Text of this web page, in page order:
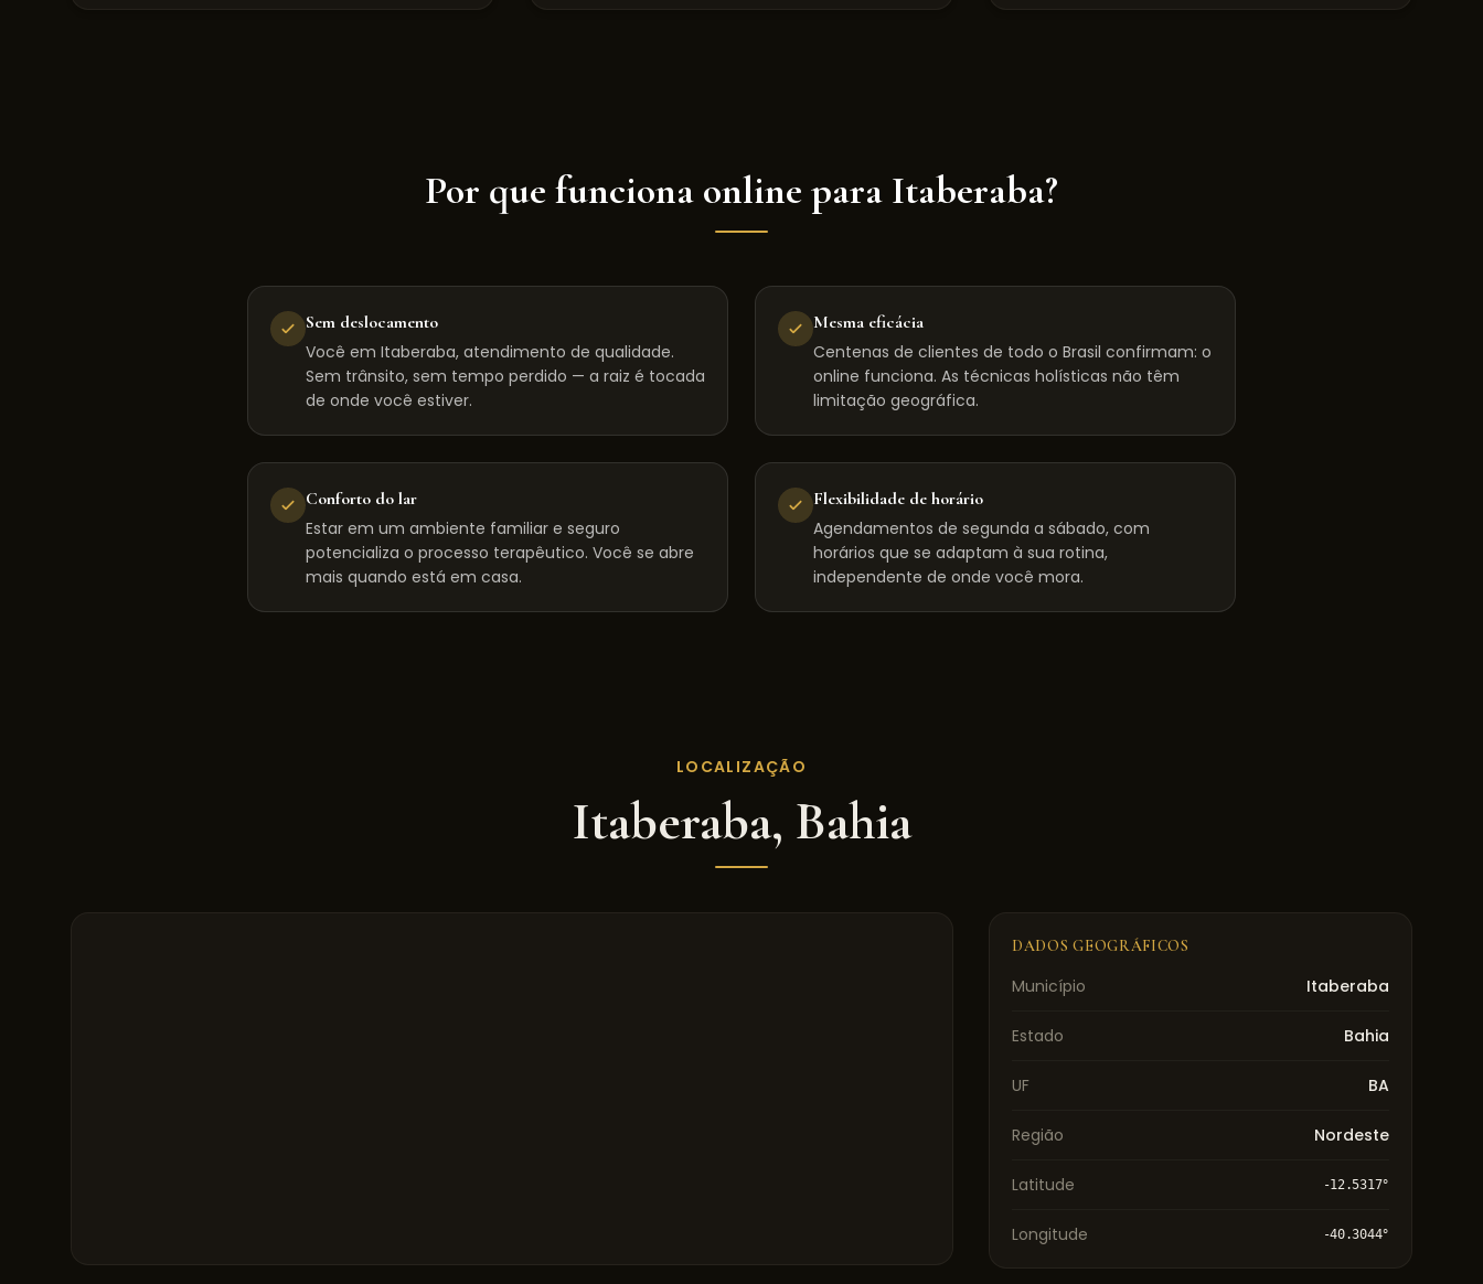
Por que funciona online para Itaberaba?
Sem deslocamento
Você em Itaberaba, atendimento de qualidade.
Sem trânsito, sem tempo perdido — a raiz é tocada
de onde você estiver.
Mesma eficácia
Centenas de clientes de todo o Brasil confirmam: o
online funciona. As técnicas holísticas não têm
limitação geográfica.
Conforto do lar
Estar em um ambiente familiar e seguro
potencializa o processo terapêutico. Você se abre
mais quando está em casa.
Flexibilidade de horário
Agendamentos de segunda a sábado, com
horários que se adaptam à sua rotina,
independente de onde você mora.
LOCALIZAÇÃO
Itaberaba, Bahia
DADOS GEOGRÁFICOS
Município Itaberaba
Estado Bahia
UF BA
Região Nordeste
Latitude -12.5317°
Longitude -40.3044°